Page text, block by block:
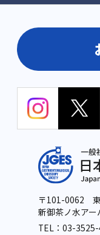
〒101-0062
新御茶ノ水ア
TEL：03-